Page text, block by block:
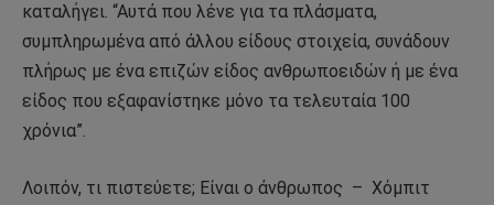
καταλήγει. “Αυτά που λένε για τα πλάσματα,
συμπληρωμένα από άλλου είδους στοιχεία, συνάδουν
πλήρως με ένα επιζών είδος ανθρωποειδών ή με ένα
είδος που εξαφανίστηκε μόνο τα τελευταία 100
χρόνια”.
Λοιπόν, τι πιστεύετε; Είναι ο άνθρωπος – Χόμπιτ